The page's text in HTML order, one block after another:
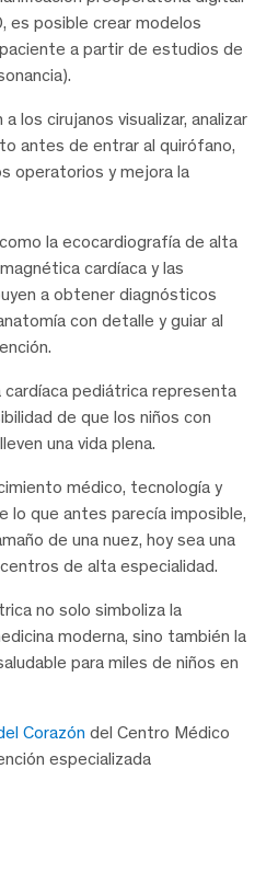
es posible crear modelos
a partir de estudios de
los cirujanos visualizar, analizar
antes de entrar al quirófano,
operatorios y mejora la
la ecocardiografía de alta
cardíaca y las
a obtener diagnósticos
con detalle y guiar al
cardíaca pediátrica representa
de que los niños con
una vida plena.
médico, tecnología y
lo que antes parecía imposible,
de una nuez, hoy sea una
de alta especialidad.
no solo simboliza la
moderna, sino también la
para miles de niños en
Corazón del Centro Médico
especializada